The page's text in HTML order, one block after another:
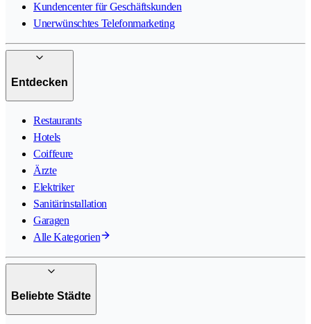
Kundencenter für Geschäftskunden
Unerwünschtes Telefonmarketing
Entdecken
Restaurants
Hotels
Coiffeure
Ärzte
Elektriker
Sanitärinstallation
Garagen
Alle Kategorien
Beliebte Städte